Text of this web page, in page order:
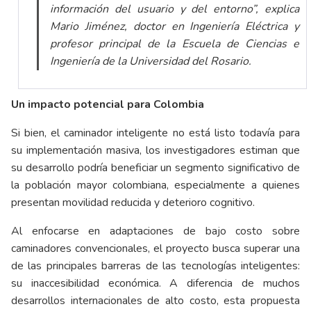
información del usuario y del entorno”, explica
Mario Jiménez, doctor en Ingeniería Eléctrica y
profesor principal de la Escuela de Ciencias e
Ingeniería de la Universidad del Rosario.
Un impacto potencial para Colombia
Si bien, el caminador inteligente no está listo todavía para
su implementación masiva, los investigadores estiman que
su desarrollo podría beneficiar un segmento significativo de
la población mayor colombiana, especialmente a quienes
presentan movilidad reducida y deterioro cognitivo.
Al enfocarse en adaptaciones de bajo costo sobre
caminadores convencionales, el proyecto busca superar una
de las principales barreras de las tecnologías inteligentes:
su inaccesibilidad económica. A diferencia de muchos
desarrollos internacionales de alto costo, esta propuesta